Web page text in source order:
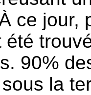
ce jour,
été
90%
la